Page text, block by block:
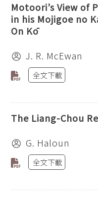
Motoori’s View of
in his Mojigoe no
On Kō
J. R. McEwan
全文下載
The Liang-Chou
G. Haloun
全文下載